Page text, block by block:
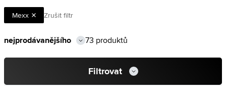
Mexx Zrušit filtr
73 produktů
Filtrovat